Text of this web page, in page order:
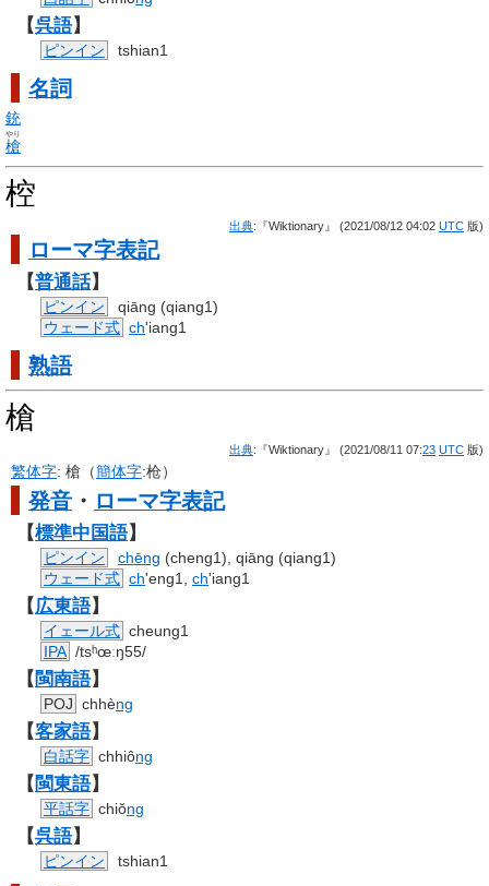
【呉語】
ピンイン tshian1
名詞
銃
槍
やり
椌
出典:『Wiktionary』 (2021/08/12 04:02 UTC 版)
ローマ字表記
【普通話】
ピンイン
qiāng (qiang1)
ウェード式 ch'iang1
熟語
槍
出典:『Wiktionary』 (2021/08/11 07:23 UTC 版)
繁体字: 槍 （簡体字:枪）
発音 ・ ローマ字表記
【標準中国語】
ピンイン chēng (cheng1), qiāng (qiang1)
ウェード式 ch'eng1, ch'iang1
【広東語】
イェール式 cheung1
IPA /tsʰœːŋ55/
【 閩南語】
POJ chhèng
【客家語】
白話字 chhiông
【 閩東語】
平話字 chiŏng
【呉語】
ピンイン tshian1